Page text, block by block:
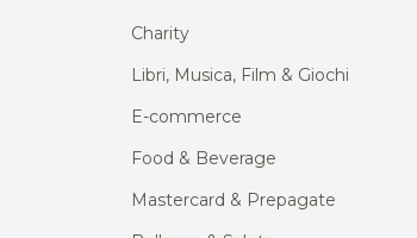
Charity
Libri, Musica, Film & Giochi
E-commerce
Food & Beverage
Mastercard & Prepagate